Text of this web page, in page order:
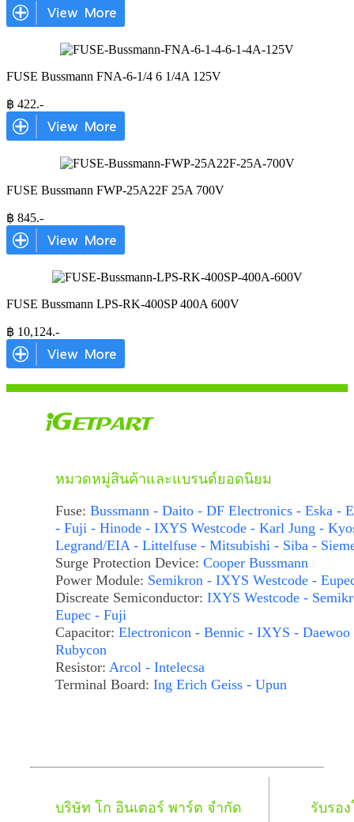
FUSE Bussmann FNA-6-1/4 6 1/4A 125V
฿ 422.-
FUSE Bussmann FWP-25A22F 25A 700V
฿ 845.-
FUSE Bussmann LPS-RK-400SP 400A 600V
฿ 10,124.-
หมวดหมู่สินค้าและแบรนด์ยอดนิยม
Fuse: Bussmann - Daito - DF Electronics - Eska -
- Fuji - Hinode - IXYS Westcode - Karl Jung -
Legrand/EIA - Littelfuse - Mitsubishi - Siba -
Surge Protection Device: Cooper Bussmann
Power Module: Semikron - IXYS Westcode -
Discreate Semiconductor: IXYS Westcode -
Eupec - Fuji
Capacitor: Electronicon - Bennic - IXYS - Daewoo
Rubycon
Resistor: Arcol - Intelecsa
Terminal Board: Ing Erich Geiss - Upun
บริษัท โก อินเตอร์ พาร์ต จำกัด
รับรอ